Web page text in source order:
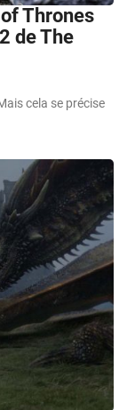
Thrones
de The
cela se précise